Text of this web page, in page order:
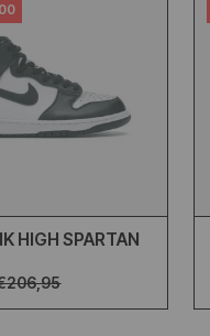
HIGH SPARTAN